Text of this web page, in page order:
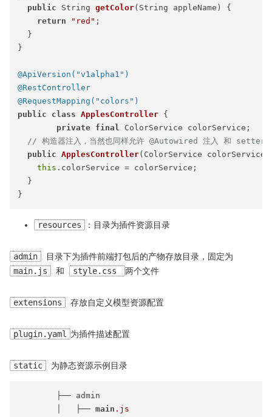
public String getColor(String appleName)
{
return
"red" ;
  }
}
@ApiVersion("v1alpha1")
@RestController
@RequestMapping("colors")
public
class ApplesController {
private final ColorService colorService;
// 构造器注入，当然也同样允许 @Autowired 注入 和 setter
public ApplesController(ColorService colorService)
this .colorService = colorService;
  }
resources ：目录为插件资源目录
admin
目录下为插件前端打包后的产物存放目录，固定为
main.js
和 style.css 两个文件
extensions 存放自定义模型资源配置
plugin.yaml 为插件描述配置
static 为静态资源示例目录
        ├── admin
        │   ├──
main .js